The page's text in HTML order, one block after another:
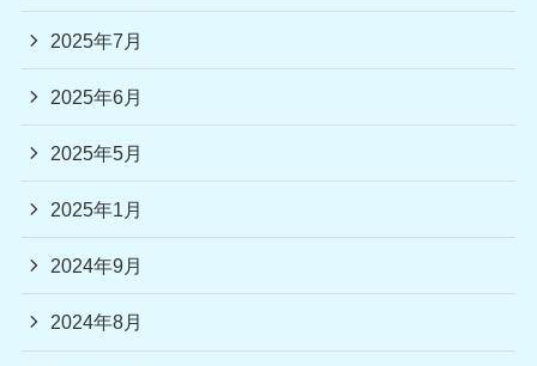
2025年7月
2025年6月
2025年5月
2025年1月
2024年9月
2024年8月